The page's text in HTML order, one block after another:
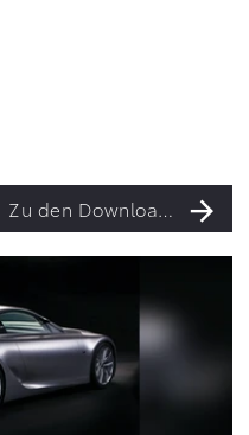
Zu den Downloads